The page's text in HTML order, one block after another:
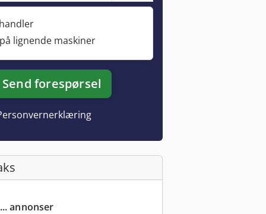
lignende maskiner
Send forespørsel
annonser